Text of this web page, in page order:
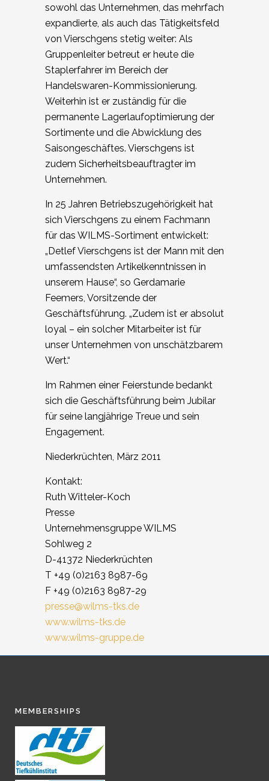
sowohl das Unternehmen, das mehrfach
expandierte, als auch das Tätigkeitsfeld
von Vierschgens stetig weiter: Als
Gruppenleiter betreut er heute die
Staplerfahrer im Bereich der
Handelswaren-Kommissionierung.
Weiterhin ist er zuständig für die
permanente Lagerlaufoptimierung der
Sortimente und die Abwicklung des
Saisongeschäftes. Vierschgens ist
zudem Sicherheitsbeauftragter im
Unternehmen.
In 25 Jahren Betriebszugehörigkeit hat
sich Vierschgens zu einem Fachmann
für das WILMS-Sortiment entwickelt:
„Detlef Vierschgens ist der Mann mit den
umfassendsten Artikelkenntnissen in
unserem Hause“, so Gerdamarie
Feemers, Vorsitzende der
Geschäftsführung. „Zudem ist er absolut
loyal – ein solcher Mitarbeiter ist für
unser Unternehmen von unschätzbarem
Wert.“
Im Rahmen einer Feierstunde bedankt
sich die Geschäftsführung beim Jubilar
für seine langjährige Treue und sein
Engagement.
Niederkrüchten, März 2011
Kontakt:
Ruth Witteler-Koch
Presse
Unternehmensgruppe WILMS
Sohlweg 2
D-41372 Niederkrüchten
T +49 (0)2163 8987-69
F +49 (0)2163 8987-29
presse@wilms-tks.de
www.wilms-tks.de
www.wilms-gruppe.de
MEMBERSHIPS